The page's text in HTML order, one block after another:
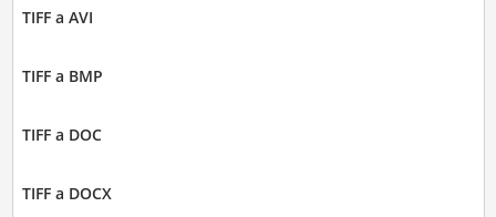
TIFF a AVI
TIFF a BMP
TIFF a DOC
TIFF a DOCX